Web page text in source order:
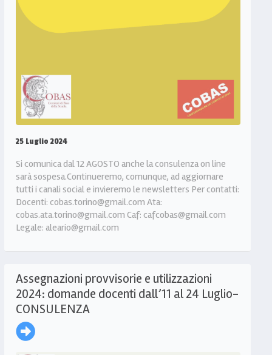
25 Luglio 2024
Si comunica dal 12 AGOSTO anche la consulenza on line
sarà sospesa.Continueremo, comunque, ad aggiornare
tutti i canali social e invieremo le newsletters Per contatti:
Docenti: cobas.torino@gmail.com Ata:
cobas.ata.torino@gmail.com Caf: cafcobas@gmail.com
Legale: aleario@gmail.com
Assegnazioni provvisorie e utilizzazioni
2024: domande docenti dall’11 al 24 Luglio-
CONSULENZA